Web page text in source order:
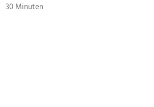
30 Minuten